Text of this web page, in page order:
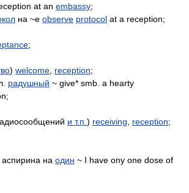
at an embassy;
на ~е observe protocol at a reception;
;
) welcome reception;
радушный ~ give* smb. а hearty
и т.п. ) receiving reception;
аспирина на один ~ I have onу one dose of